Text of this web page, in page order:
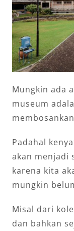
Mungkin ada
museum
Padahal
akan menjadi
karena kita
mungkin
Misal dari
dan bahkan